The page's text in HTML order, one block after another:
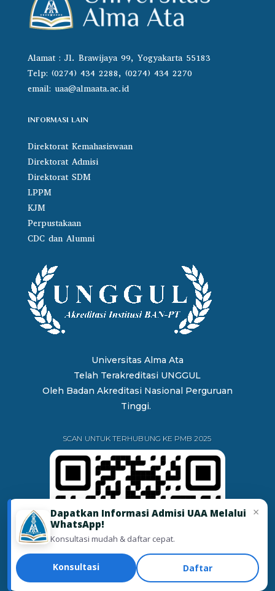
Alamat : Jl. Brawijaya 99, Yogyakarta 55183
Telp: (0274) 434 2288, (0274) 434 2270
email: uaa@almaata.ac.id
INFORMASI LAIN
Direktorat Kemahasiswaan
Direktorat Admisi
Direktorat SDM
LPPM
KJM
Perpustakaan
CDC dan Alumni
Universitas Alma Ata
Telah Terakreditasi UNGGUL
Oleh Badan Akreditasi Nasional Perguruan
Tinggi.
SCAN UNTUK TERHUBUNG KE PMB 2025
×
Dapatkan Informasi Admisi UAA Melalui
WhatsApp!
Konsultasi mudah & daftar cepat.
Konsultasi Daftar